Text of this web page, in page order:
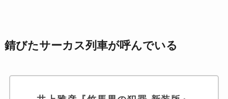
錆びたサーカス列車が呼んでいる